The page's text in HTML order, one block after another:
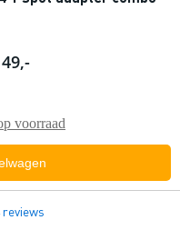
voorraad
reviews